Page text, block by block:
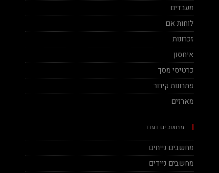
מעבדים
לוחות אם
זכרונות
איחסון
כרטיסי מסך
פתרונות קירור
מארזים
מחשבים ועוד
מחשבים נייחים
מחשבים ניידים